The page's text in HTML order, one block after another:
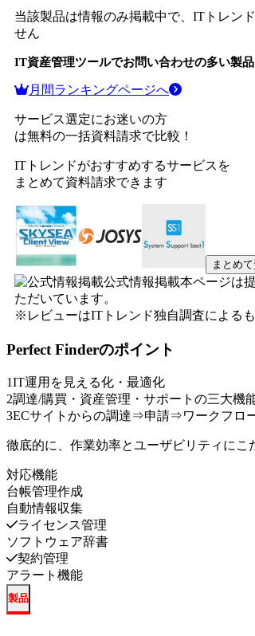
当該製品は情報のみ掲載中で、ITトレン
せん
IT資産管理ツールでお問い合わせの多い製品
月間ランキングページへ
サービス選定にお迷いの方
は無料の一括資料請求で比較！
ITトレンドがおすすめするサービスを
まとめて資料請求できます
まとめ
公式情報掲載本ページは
ただいています。
※レビューはITトレンド独自調査によるも
Perfect Finderのポイント
1IT運用を見える化・最適化
2調達/購買・資産管理・サポートの三大機
3ECサイトからの調達⇒申請⇒ワークフロ
徹底的に、作業効率とユーザビリティにこ
対応機能
台帳管理作成
自動情報収集
ライセンス管理
ソフトウェア辞書
契約管理
アラート機能
製品